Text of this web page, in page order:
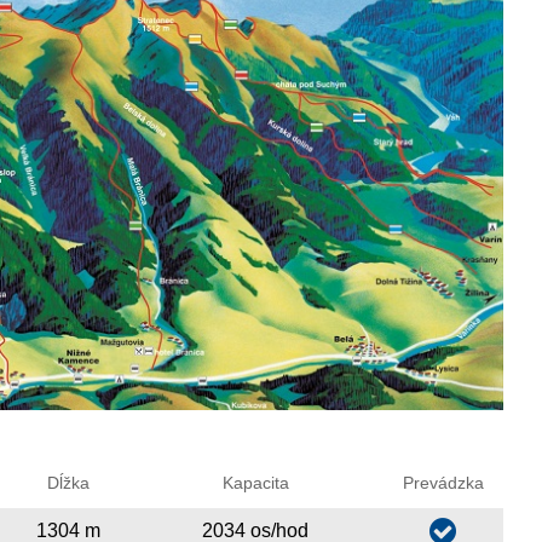
Dĺžka Kapacita Prevádzka
1304 m 2034 os/hod